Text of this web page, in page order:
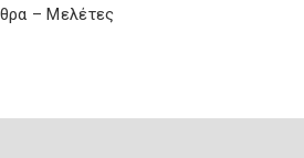
– Μελέτες